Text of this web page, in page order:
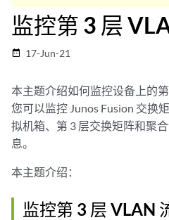
监控第 3 层
date_range 17-Jun-21
本主题介绍如何监控设备上的第
您可以监控 Junos Fusion 交换
拟机箱、第 3 层交换矩阵和聚
息。
本主题介绍：
监控第 3 层 VLAN